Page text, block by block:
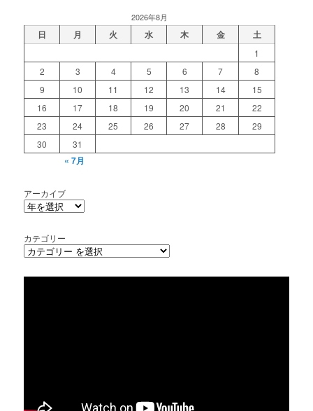
2026年8月
日 月 火 水 木 金 土
1
2
3 4 5 6 7
8
9
10 11 12 13 14
15
16
17 18 19 20 21
22
23
24 25 26 27 28
29
30
31
« 7月
アーカイブ
カテゴリー